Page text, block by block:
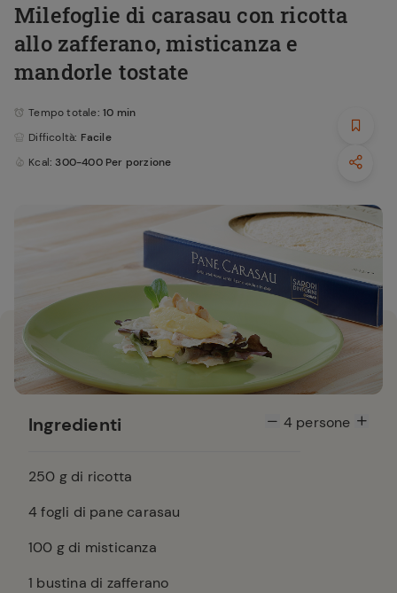
Milefoglie di carasau con ricotta
allo zafferano, misticanza e
mandorle tostate
Tempo totale: 10 min
Difficoltà: Facile
Kcal: 300-400 Per porzione
Ingredienti 4persone
250 g di ricotta
4fogli di pane carasau
100 g di misticanza
1 bustina di zafferano